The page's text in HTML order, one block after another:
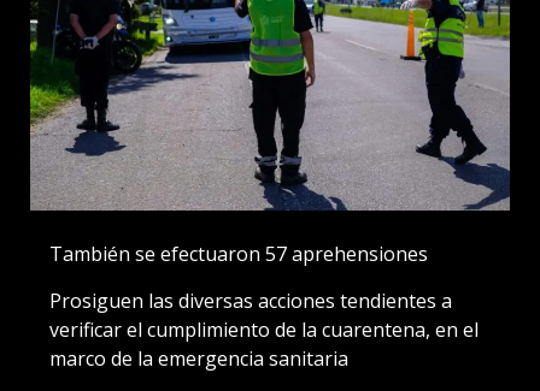
También se efectuaron 57 aprehensiones
Prosiguen las diversas acciones tendientes a
verificar el cumplimiento de la cuarentena, en el
marco de la emergencia sanitaria